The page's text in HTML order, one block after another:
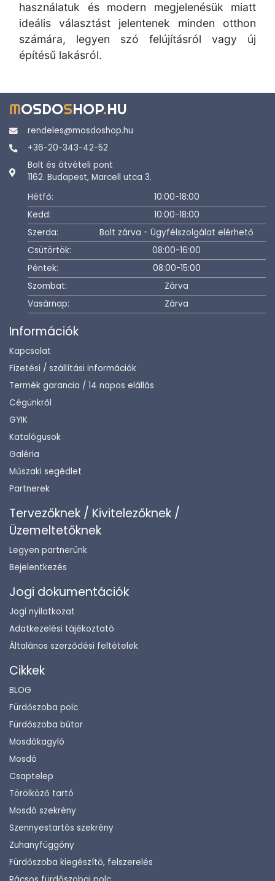
használatuk és modern megjelenésük miatt
ideális választást jelentenek minden otthon
számára, legyen szó felújításról vagy új
építésű lakásról.
MOSDOSHOP.HU
rendeles@mosdoshop.hu
+36-20-343-42-52
Bolt és átvételi pont
1162. Budapest, Marcell utca 3.
Hétfő:
10:00-18:00
Kedd:
10:00-18:00
Szerda:
Bolt zárva - Ügyfélszolgálat elérhető
Csütörtök:
08:00-16:00
Péntek:
08:00-15:00
Szombat:
Zárva
Vasárnap:
Zárva
Információk
Kapcsolat
Fizetési / szállítási információk
Termék garancia / 14 napos elállás
Cégünkről
GYIK
Katalógusok
Galéria
Műszaki segédlet
Partnerek
Tervezőknek / Kivitelezőknek /
Üzemeltetőknek
Legyen partnerünk
Bejelentkezés
Jogi dokumentációk
Jogi nyilatkozat
Adatkezelési tájékoztató
Általános szerződési feltételek
Cikkek
BLOG
Fürdőszoba polc
Fürdőszoba bútor
Mosdókagyló
Mosdó
Csaptelep
Törölköző tartó
Mosdó szekrény
Szennyestartós szekrény
Zuhanyfüggöny
Fürdőszoba kiegészítő, felszerelés